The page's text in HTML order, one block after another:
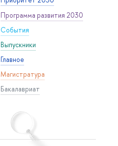
Программа развития 2030
События
Выпускники
Главное
Магистратура
Бакалавриат